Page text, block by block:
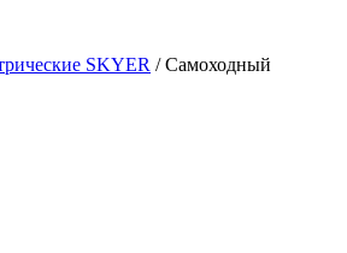
SKYER /Самоходный